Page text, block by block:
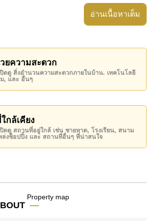
สามารถใช้ สระว่ายน้ำ ส่วนกลาง ได้
Home 1 มีสิ่งอำนวยความสะดวก
กเล่น, ร้านอาหาร/ร้านกาแฟในสถานที่
Chockchai Garden Home 1 ได้แก่:
ปอร์มาร์เก็ตอาหารสด , ตลาดน้ำสี่ภาค
อเตอร์ เวิลด์ , สยามคันทรีคลับ (สนาม
ะโรลลิ่งฮิลส์) , รพ.กรุงเทพพัทยา,
เทียน
เปิดให้เช่าระยะยาวในราคา ฿ 10,500
าค่าเช่าที่ Cornerstone Real Estate
ารทำให้ที่อยู่อาศัยนี้เป็นบ้านในฝันของ
อ่านเนื้อหาเต็ม
ยความสะดวก
ปิดดู สิ่งอำนวนความสะดวกภายในบ้าน. เทคโนโลยี
, และ อื่นๆ
กล้เคียง
ปิดดู สถานที่อยู่ใกล้ เช่น ชายหาด, โรงเรียน, สนาม
งช็อปปิ้ง และ สถานที่อื่นๆ ที่น่าสนใจ